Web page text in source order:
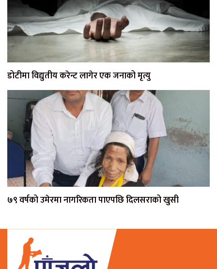
डोटीमा विद्युतीय करेन्ट लागेर एक जनाको मृत्यु
७९ वर्षको उमेरमा नागरिकता पाएपछि दिलसराको खुसी